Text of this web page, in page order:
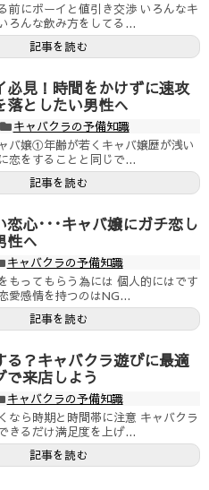
前にボーイと値引き交渉 いろんなキ
ろんな飲み方をしてる...
記事を読む
必見！時間をかけずに速攻
落としたい男性へ
キャバクラの予備知識
バ嬢①年齢が若くキャバ嬢歴が浅い
恋をすることと同じで...
記事を読む
恋心･･･キャバ嬢にガチ恋し
性へ
キャバクラの予備知識
もってもらう為には 個人的にはです
愛感情を持つのはNG...
記事を読む
る？キャバクラ遊びに最適
で来店しよう
キャバクラの予備知識
なら時期と時間帯に注意 キャバクラ
きるだけ満足度を上げ...
記事を読む